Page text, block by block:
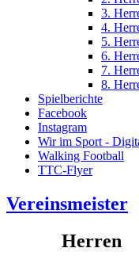
3.
4.
5.
6.
7.
8.
Spielberichte
Facebook
Instagram
Wir im Sport -
Walking Football
TTC-Flyer
Vereinsmeister